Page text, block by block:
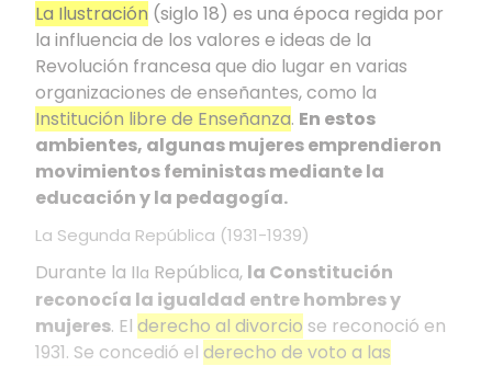
La Ilustración (siglo 18) es una época regida por
la influencia de los valores e ideas de la
Revolución francesa que dio lugar en varias
organizaciones de enseñantes, como la
Institución libre de Enseñanza. En estos
ambientes, algunas mujeres emprendieron
movimientos feministas mediante la
educación y la pedagogía.
La Segunda República (1931-1939)
Durante la IIa República, la Constitución
reconocía la igualdad entre hombres y
mujeres. El derecho al divorcio se reconoció en
1931. Se concedió el derecho de voto a las